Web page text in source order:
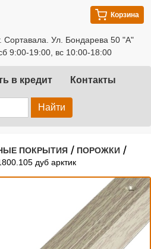
Сортавала. Ул. Бондарева 50 "А"
9:00-19:00, вс 10:00-18:00
Корзина
в кредит Контакты
Найти
ПОКРЫТИЯ / ПОРОЖКИ /
дуб арктик